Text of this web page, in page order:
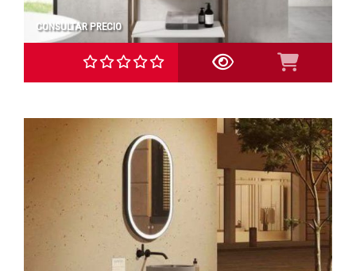
CONSULTAR PRECIO